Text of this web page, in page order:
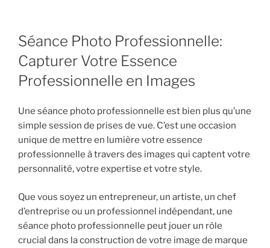
Séance Photo Professionnelle:
Capturer Votre Essence
Professionnelle en Images
Une séance photo professionnelle est bien plus qu’une
simple session de prises de vue. C’est une occasion
unique de mettre en lumière votre essence
professionnelle à travers des images qui captent votre
personnalité, votre expertise et votre style.
Que vous soyez un entrepreneur, un artiste, un chef
d’entreprise ou un professionnel indépendant, une
séance photo professionnelle peut jouer un rôle
crucial dans la construction de votre image de marque